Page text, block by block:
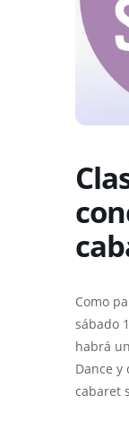
Como
sábado
habrá
Dance y
cabaret